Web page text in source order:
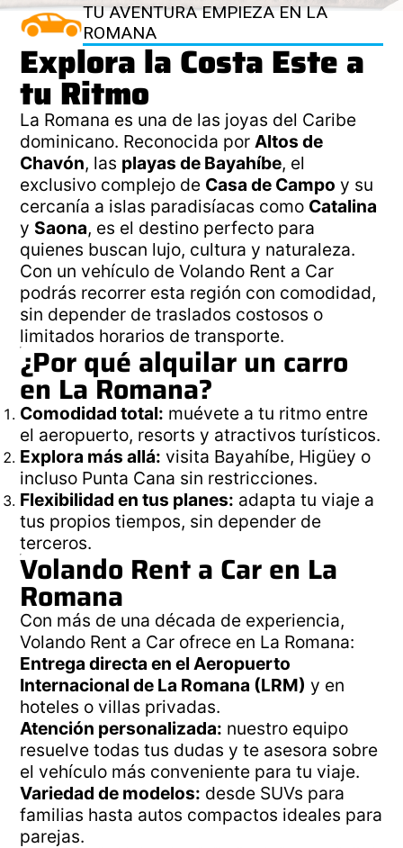
TU AVENTURA EMPIEZA EN LA
ROMANA
Explora la Costa Este a
tu Ritmo
La Romana es una de las joyas del Caribe
dominicano. Reconocida porAltos de
Chavón, las playas de Bayahíbe, el
exclusivo complejo de Casa de Campo y su
cercanía a islas paradisíacas como Catalina
y Saona, es el destino perfecto para
quienes buscan lujo, cultura y naturaleza.
Con un vehículo de Volando Rent a Car
podrás recorrer esta región con comodidad,
sin depender de traslados costosos o
limitados horarios de transporte.
¿Por qué alquilar un carro
en La Romana?
Comodidad total: muévete a tu ritmo entre
el aeropuerto, resorts y atractivos turísticos.
Explora más allá: visita Bayahíbe, Higüey o
incluso Punta Cana sin restricciones.
Flexibilidad en tus planes: adapta tu viaje a
tus propios tiempos, sin depender de
terceros.
Volando Rent a Car en La
Romana
Con más de una década de experiencia,
Volando Rent a Car ofrece en La Romana:
Entrega directa en el Aeropuerto
Internacional de La Romana (LRM) y en
hoteles o villas privadas.
Atención personalizada: nuestro equipo
resuelve todas tus dudas y te asesora sobre
el vehículo más conveniente para tu viaje.
Variedad de modelos: desde SUVs para
familias hasta autos compactos ideales para
parejas.